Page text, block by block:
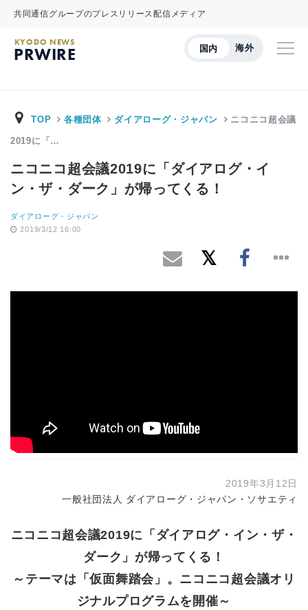
共同通信グループのプレスリリース配信メディア
国内 海外
KYODO NEWS
PRWIRE
TOP 各種団体 ダイアローグ・ジャパン ニコニコ超会議
2019に「…
ニコニコ超会議2019に「ダイアログ・イ
ン・ザ・ダーク」が帰ってくる！
ダイアローグ・ジャパン
2019/3/12 16:00
2019年3月12日
一般社団法人 ダイアローグ・ジャパン・ソサエティ
ニコニコ超会議2019に「ダイアログ・イン・ザ・
ダーク」が帰ってくる！
～テーマは「仮面舞踏会」。ニコニコ超会議オリ
ジナルプログラムを開催～